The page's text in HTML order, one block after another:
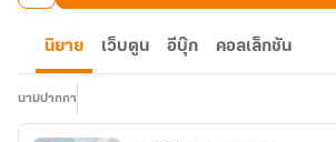
นิยาย เว็บตูน อีบุ๊ก คอลเล็กชัน
นามปากกา